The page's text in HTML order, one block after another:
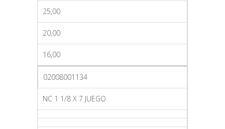
25,00
20,00
16,00
02008001134
NC 1 1/8 X 7 JUEGO